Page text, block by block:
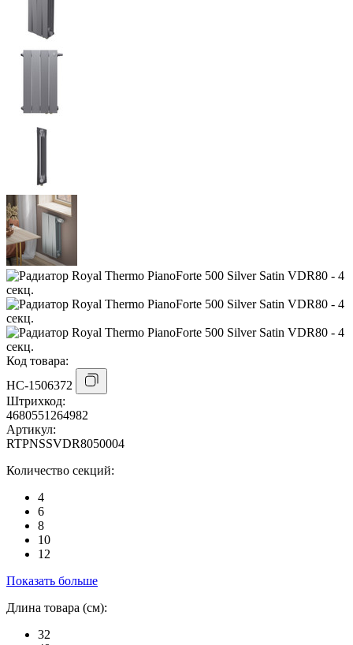
Код товара:
НС-1506372
Штрихкод:
4680551264982
Артикул:
RTPNSSVDR8050004
Количество секций:
4
6
8
10
12
Показать больше
Длина товара (см):
32